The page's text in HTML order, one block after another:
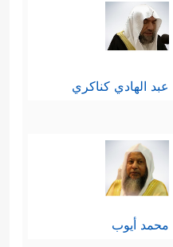
عبد الهادي كناكري
محمد أيوب